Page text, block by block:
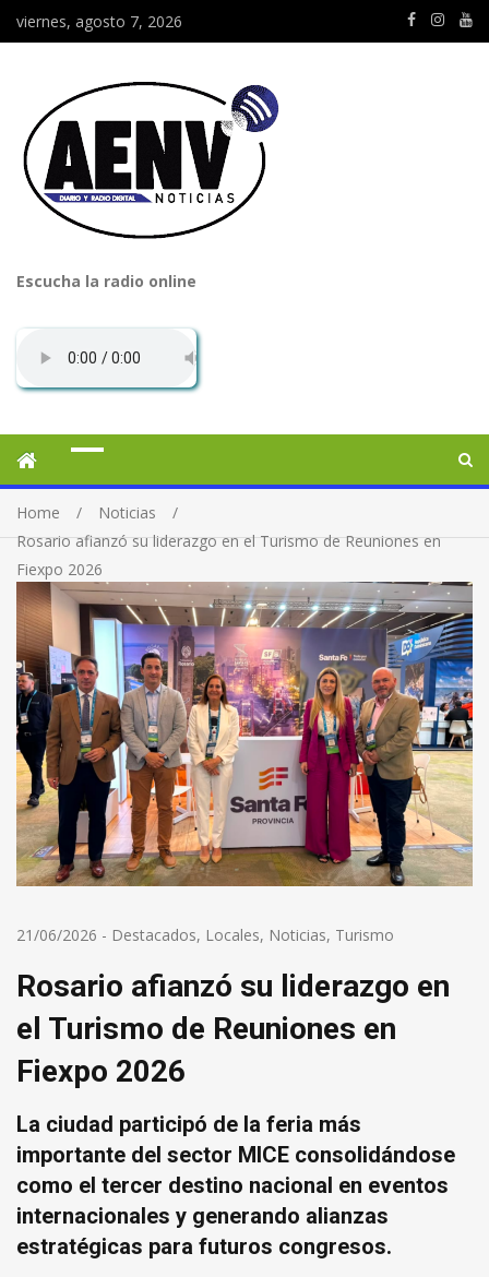
viernes, agosto 7, 2026
Escucha la radio online
Home
Noticias
Rosario afianzó su liderazgo en el Turismo de Reuniones en
Fiexpo 2026
21/06/2026 - Destacados, Locales, Noticias, Turismo
Rosario afianzó su liderazgo en
el Turismo de Reuniones en
Fiexpo 2026
La ciudad participó de la feria más
importante del sector MICE consolidándose
como el tercer destino nacional en eventos
internacionales y generando alianzas
estratégicas para futuros congresos.